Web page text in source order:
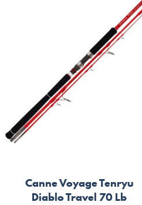
Canne Voyage Tenryu
Diablo Travel 70 Lb